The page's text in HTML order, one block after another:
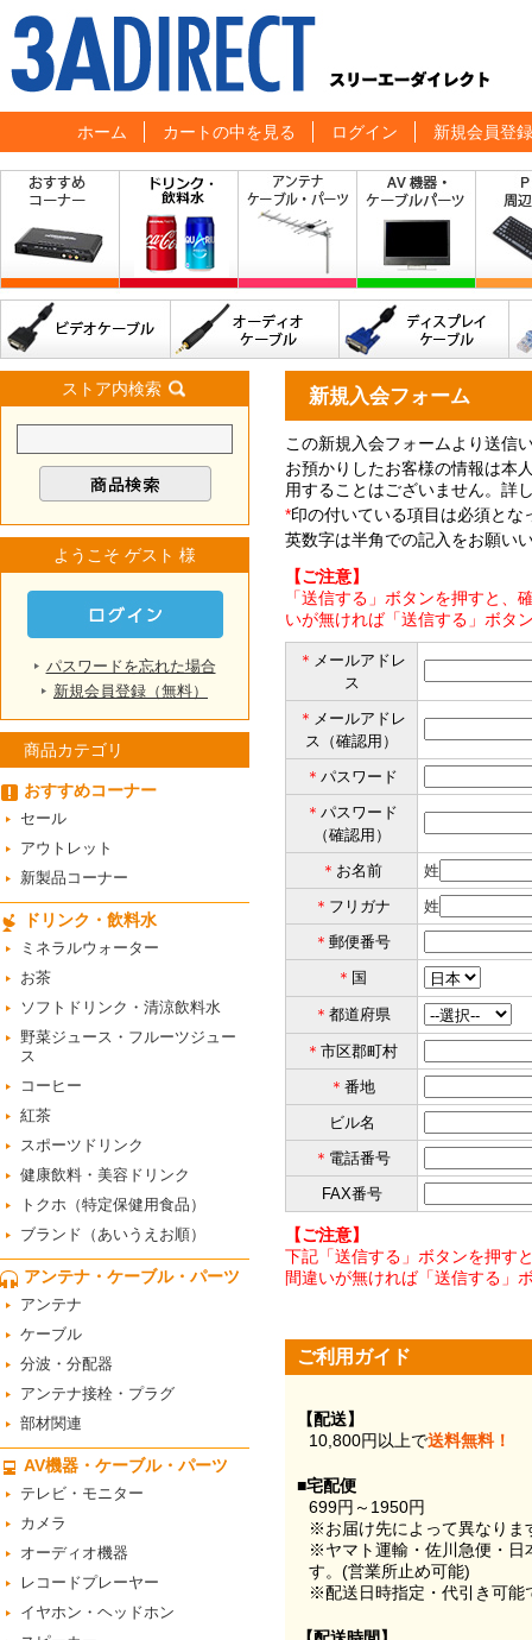
ホーム カートの中を見る ログイン 新規会員登録
新規入会フォーム
この新規入会フォームより送信
お預かりしたお客様の情報は本
用することはございません。詳
*印の付いている項目は必須と
英数字は半角での記入をお願い
【ご注意】
「送信する」ボタンを押すと
いが無ければ「送信する」ボタ
＊ メールアドレ
ス
＊ メールアドレ
ス（確認用）
＊ パスワード
＊ パスワード
（確認用）
＊ お名前
姓
＊ フリガナ
姓
＊ 郵便番号
＊ 国
＊ 都道府県
＊ 市区郡町村
＊ 番地
ビル名
＊ 電話番号
FAX番号
【ご注意】
下記「送信する」ボタンを押す
間違いが無ければ「送信する」
ご利用ガイド
【配送】
10,800円以上で送料無料！
■宅配便
699円～1950円
※お届け先によって異なりま
※ヤマト運輸・佐川急便・日
す。(営業所止め可能)
※配送日時指定・代引き可能
ストア内検索
ようこそ ゲスト 様
パスワードを忘れた場合
新規会員登録（無料）
商品カテゴリ
おすすめコーナー
セール
アウトレット
新製品コーナー
ドリンク・飲料水
ミネラルウォーター
お茶
ソフトドリンク・清涼飲料水
野菜ジュース・フルーツジュー
ス
コーヒー
紅茶
スポーツドリンク
健康飲料・美容ドリンク
トクホ（特定保健用食品）
ブランド（あいうえお順）
アンテナ・ケーブル・パーツ
アンテナ
ケーブル
分波・分配器
アンテナ接栓・プラグ
部材関連
AV機器・ケーブル・パーツ
テレビ・モニター
カメラ
オーディオ機器
レコードプレーヤー
イヤホン・ヘッドホン